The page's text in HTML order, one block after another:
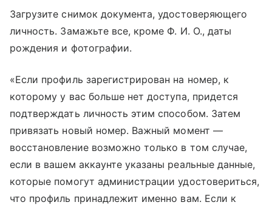
Загрузите снимок документа, удостоверяющего
личность. Замажьте все, кроме Ф. И. О., даты
рождения и фотографии.
«Если профиль зарегистрирован на номер, к
которому у вас больше нет доступа, придется
подтверждать личность этим способом. Затем
привязать новый номер. Важный момент —
восстановление возможно только в том случае,
если в вашем аккаунте указаны реальные данные,
которые помогут администрации удостовериться,
что профиль принадлежит именно вам. Если к